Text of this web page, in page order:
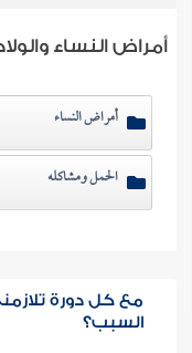
أمراض النساء
أمراض النساء
الحمل ومشاكله
مع كل دورة
السبب؟